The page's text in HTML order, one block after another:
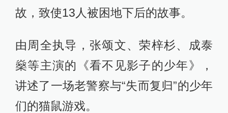
故，致使13人被困地下后的故事。
由周全执导，张颂文、荣梓杉、成泰
燊等主演的《看不见影子的少年》，
讲述了一场老警察与“失而复归”的少年
们的猫鼠游戏。